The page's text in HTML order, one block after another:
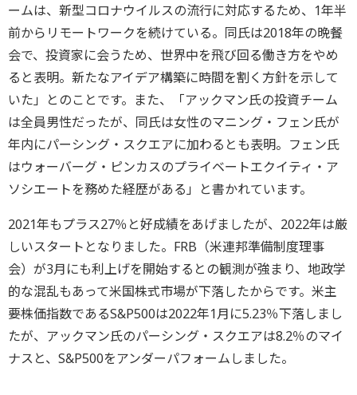
ームは、新型コロナウイルスの流行に対応するため、1年半
前からリモートワークを続けている。同氏は2018年の晩餐
会で、投資家に会うため、世界中を飛び回る働き方をやめ
ると表明。新たなアイデア構築に時間を割く方針を示して
いた」とのことです。また、「アックマン氏の投資チーム
は全員男性だったが、同氏は女性のマニング・フェン氏が
年内にパーシング・スクエアに加わるとも表明。フェン氏
はウォーバーグ・ピンカスのプライベートエクイティ・ア
ソシエートを務めた経歴がある」と書かれています。
2021年もプラス27％と好成績をあげましたが、2022年は厳
しいスタートとなりました。FRB（米連邦準備制度理事
会）が3月にも利上げを開始するとの観測が強まり、地政学
的な混乱もあって米国株式市場が下落したからです。米主
要株価指数であるS&P500は2022年1月に5.23％下落しまし
たが、アックマン氏のパーシング・スクエアは8.2％のマイ
ナスと、S&P500をアンダーパフォームしました。